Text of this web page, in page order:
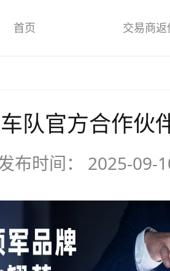
首页 交易商返
队官方合作伙
布时间： 2025-09-